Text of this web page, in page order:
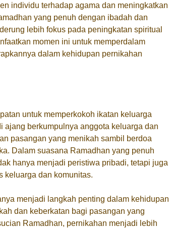
individu terhadap agama dan meningkatkan
yang penuh dengan ibadah dan
lebih fokus pada peningkatan spiritual
momen ini untuk memperdalam
dalam kehidupan pernikahan
untuk memperkokoh ikatan keluarga
ajang berkumpulnya anggota keluarga dan
pasangan yang menikah sambil berdoa
Dalam suasana Ramadhan yang penuh
hanya menjadi peristiwa pribadi, tetapi juga
keluarga dan komunitas.
menjadi langkah penting dalam kehidupan
dan keberkatan bagi pasangan yang
Ramadhan, pernikahan menjadi lebih